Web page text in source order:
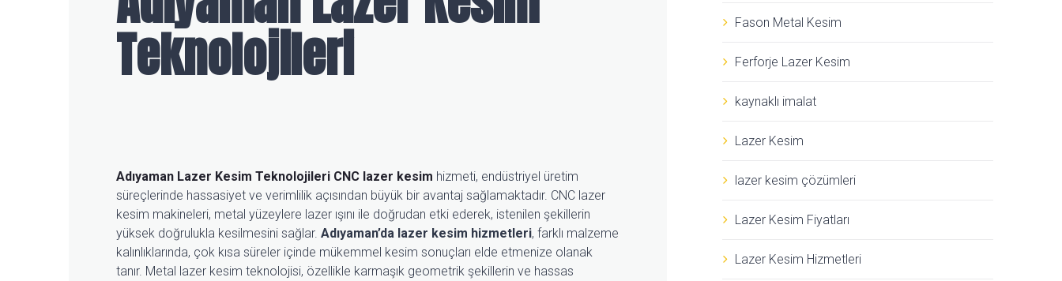
Teknolojileri
Adıyaman Lazer Kesim Teknolojileri CNC lazer kesim hizmeti, endüstriyel üretim
süreçlerinde hassasiyet ve verimlilik açısından büyük bir avantaj sağlamaktadır. CNC lazer
kesim makineleri, metal yüzeylere lazer ışını ile doğrudan etki ederek, istenilen şekillerin
yüksek doğrulukla kesilmesini sağlar. Adıyaman’da lazer kesim hizmetleri, farklı malzeme
kalınlıklarında, çok kısa süreler içinde mükemmel kesim sonuçları elde etmenize olanak
tanır. Metal lazer kesim teknolojisi, özellikle karmaşık geometrik şekillerin ve hassas
Fason Metal Kesim
Ferforje Lazer Kesim
kaynaklı imalat
Lazer Kesim
lazer kesim çözümleri
Lazer Kesim Fiyatları
Lazer Kesim Hizmetleri